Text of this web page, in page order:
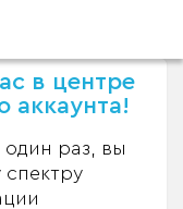
в центре
аккаунта!
раз, вы